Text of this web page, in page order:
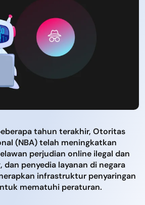
tahun terakhir, Otoritas
(NBA) telah meningkatkan
perjudian online ilegal dan
dan penyedia layanan di negara
infrastruktur penyaringan
mematuhi peraturan.